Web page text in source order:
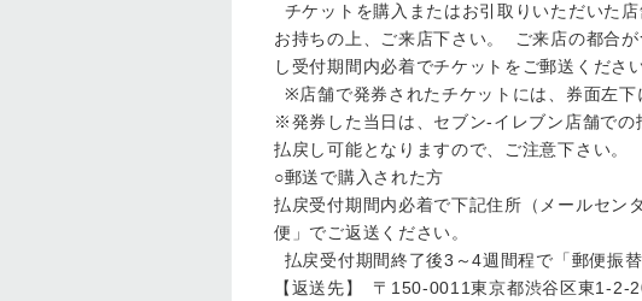
チケットを購入またはお引取りいただいた
お持ちの上、ご来店下さい。 ご来店の都合
し受付期間内必着でチケットをご郵送ください
※店舗で発券されたチケットには、券面左
※発券した当日は、セブン-イレブン店舗で
払戻し可能となりますので、ご注意下さい。
○郵送で購入された方
払戻受付期間内必着で下記住所（メールセン
便」でご返送ください。
払戻受付期間終了後3～4週間程で「郵便振
【返送先】 〒150-0011東京都渋谷区東1-